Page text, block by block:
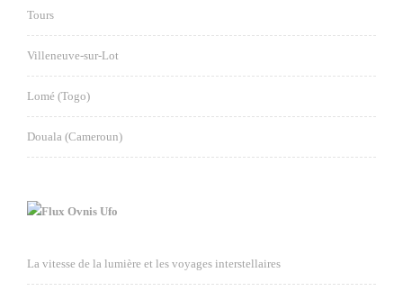
Tours
Villeneuve-sur-Lot
Lomé (Togo)
Douala (Cameroun)
Ovnis Ufo
La vitesse de la lumière et les voyages interstellaires